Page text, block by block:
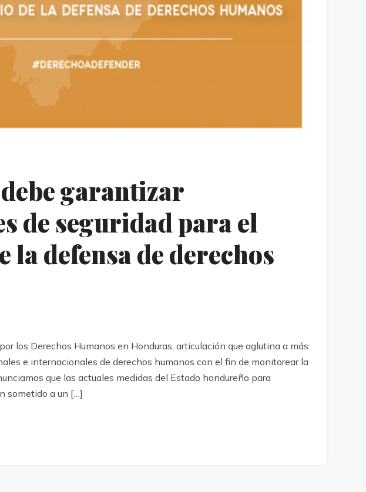
garantizar
de seguridad para el
la defensa de derechos
los Derechos Humanos en Honduras, articulación que aglutina a más
e internacionales de derechos humanos con el fin de monitorear la
que las actuales medidas del Estado hondureño para
sometido a un […]